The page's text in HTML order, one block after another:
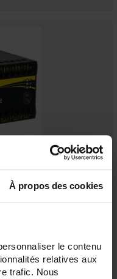
À propos des cookies
le contenu
relatives aux
trafic. Nous
58VDC
- 2 Analog-Ausgänge -
bis 58 V DC